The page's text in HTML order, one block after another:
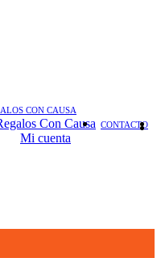
CON CAUSA
Con Causa
Mi cuenta
CONTACTO